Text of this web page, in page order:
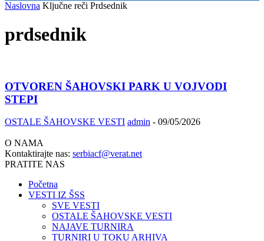
Naslovna Ključne reči Prdsednik
prdsednik
OTVOREN ŠAHOVSKI PARK U VOJVODI
STEPI
OSTALE ŠAHOVSKE VESTI admin - 09/05/2026
O NAMA
Kontaktirajte nas: serbiacf@verat.net
PRATITE NAS
Početna
VESTI IZ ŠSS
SVE VESTI
OSTALE ŠAHOVSKE VESTI
NAJAVE TURNIRA
TURNIRI U TOKU ARHIVA